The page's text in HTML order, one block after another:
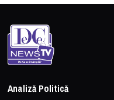
Analiză Politică